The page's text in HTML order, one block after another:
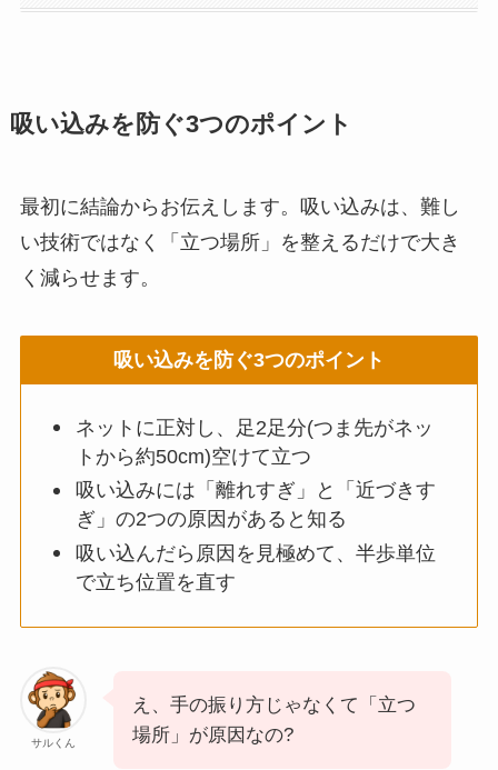
吸い込みを防ぐ3つのポイント
最初に結論からお伝えします。吸い込みは、難し
い技術ではなく「立つ場所」を整えるだけで大き
く減らせます。
吸い込みを防ぐ3つのポイント
ネットに正対し、足2足分(つま先がネッ
トから約50cm)空けて立つ
吸い込みには「離れすぎ」と「近づきす
ぎ」の2つの原因があると知る
吸い込んだら原因を見極めて、半歩単位
で立ち位置を直す
サルくん
え、手の振り方じゃなくて「立つ
場所」が原因なの?